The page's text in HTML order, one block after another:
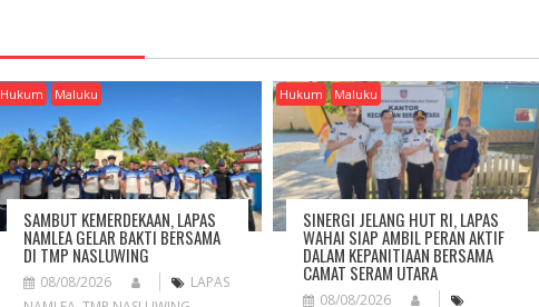
Hukum Maluku
SAMBUT KEMERDEKAAN, LAPAS
NAMLEA GELAR BAKTI BERSAMA
DI TMP NASLUWING
08/08/2026
LAPAS
Hukum Maluku
SINERGI JELANG HUT RI, LAPAS
WAHAI SIAP AMBIL PERAN AKTIF
DALAM KEPANITIAAN BERSAMA
CAMAT SERAM UTARA
08/08/2026